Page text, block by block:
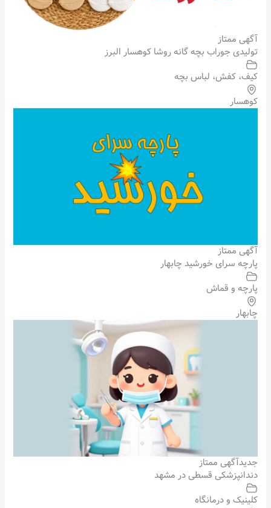
آگهی ممتاز
تولیدی جوراب بچه گانه روشا کوهسار البرز
کیف، کفش، لباس بچه
کوهسار
آگهی ممتاز
پارچه سرای خورشید چابهار
پارچه و قماش
چابهار
جدیدآگهی ممتاز
دندانپزشکی قسطی در مشهد
کلینیک و درمانگاه